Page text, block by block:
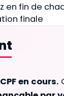
en fin de
finale
en cours.